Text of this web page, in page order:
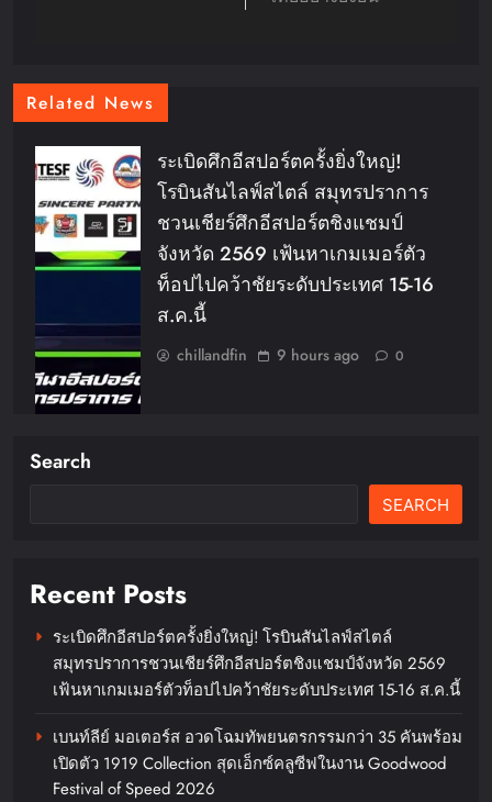
Related News
ระเบิดศึกอีสปอร์ตครั้งยิ่งใหญ่!
โรบินสันไลฟ์สไตล์ สมุทรปราการ
ชวนเชียร์ศึกอีสปอร์ตชิงแชมป์
จังหวัด 2569 เฟ้นหาเกมเมอร์ตัว
ท็อปไปคว้าชัยระดับประเทศ 15-16
ส.ค.นี้
chillandfin 9 hours ago 0
บ้านและสวนแฟร์ Midyear 2026
งานแฟร์สุดพิเศษมอบความสุขให้ทุก
คน ในคอนเซ็ปต์ “ความสุขแบบบ้าน
บ้าน”
Search
SEARCH
Recent Posts
ระเบิดศึกอีสปอร์ตครั้งยิ่งใหญ่! โรบินสันไลฟ์สไตล์
สมุทรปราการชวนเชียร์ศึกอีสปอร์ตชิงแชมป์จังหวัด 2569
เฟ้นหาเกมเมอร์ตัวท็อปไปคว้าชัยระดับประเทศ 15-16 ส.ค.นี้
เบนท์ลีย์ มอเตอร์ส อวดโฉมทัพยนตรกรรมกว่า 35 คันพร้อม
เปิดตัว 1919 Collection สุดเอ็กซ์คลูซีฟในงาน Goodwood
Festival of Speed 2026